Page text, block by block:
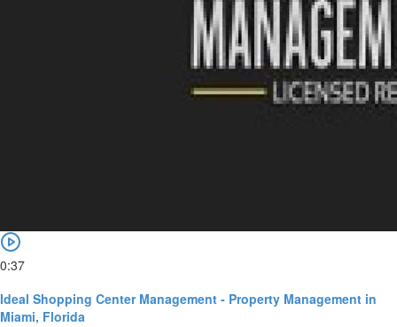
0:37
Ideal Shopping Center Management - Property Management in
Miami, Florida